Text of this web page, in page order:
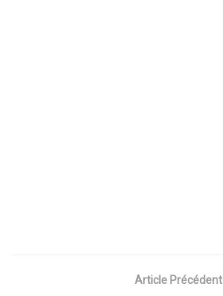
Article Précédent